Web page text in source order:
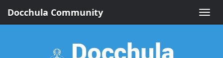
Toggle
Docchula Community